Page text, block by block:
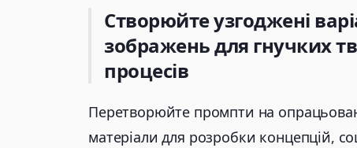
Створюйте узгоджені
зображень для гнучких
процесів
Перетворюйте промпти на
матеріали для розробки концепцій,